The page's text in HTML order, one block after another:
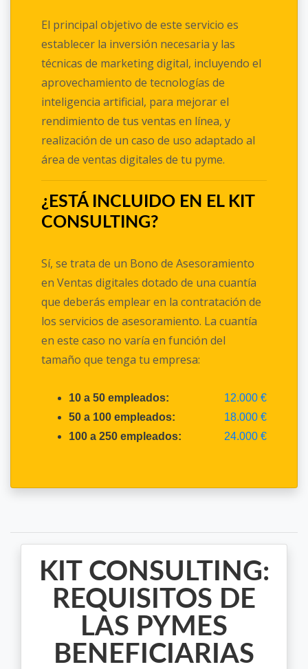
El principal objetivo de este servicio es
establecer la inversión necesaria y las
técnicas de marketing digital, incluyendo el
aprovechamiento de tecnologías de
inteligencia artificial, para mejorar el
rendimiento de tus ventas en línea, y
realización de un caso de uso adaptado al
área de ventas digitales de tu pyme.
¿ESTÁ INCLUIDO EN EL KIT
CONSULTING?
Sí, se trata de un Bono de Asesoramiento
en Ventas digitales dotado de una cuantía
que deberás emplear en la contratación de
los servicios de asesoramiento. La cuantía
en este caso no varía en función del
tamaño que tenga tu empresa:
10 a 50 empleados:
12.000 €
50 a 100 empleados:
18.000 €
100 a 250 empleados:
24.000 €
KIT CONSULTING:
REQUISITOS DE
LAS PYMES
BENEFICIARIAS